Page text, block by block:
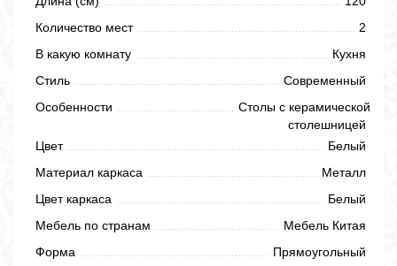
Количество мест
2
В какую комнату
Кухня
Стиль
Современный
Особенности
Столы с керамической
столешницей
Цвет
Белый
Материал каркаса
Металл
Цвет каркаса
Белый
Мебель по странам
Мебель Китая
Форма
Прямоугольный